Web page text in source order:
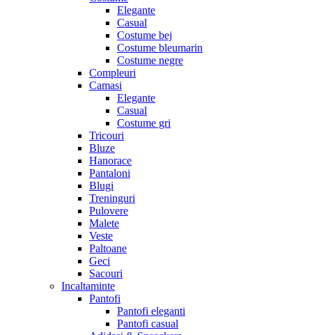
Elegante
Casual
Costume bej
Costume bleumarin
Costume negre
Compleuri
Camasi
Elegante
Casual
Costume gri
Tricouri
Bluze
Hanorace
Pantaloni
Blugi
Treninguri
Pulovere
Malete
Veste
Paltoane
Geci
Sacouri
Incaltaminte
Pantofi
Pantofi eleganti
Pantofi casual